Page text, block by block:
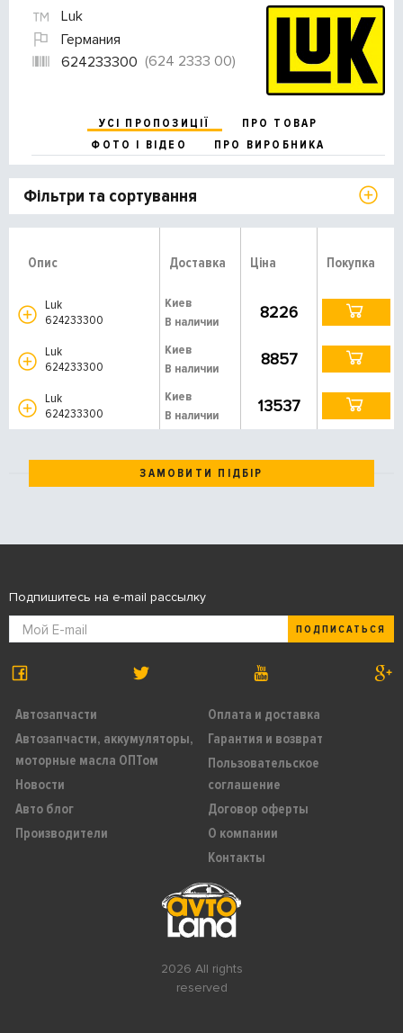
Luk
Германия
624233300 (624 2333 00)
УСІ ПРОПОЗИЦІЇ
ПРО ТОВАР
ФОТО І ВІДЕО
ПРО ВИРОБНИКА
Фільтри та сортування
Опис Доставка Ціна Покупка
Luk
624233300
Киев
В наличии
8226
Luk
624233300
Киев
В наличии
8857
Luk
624233300
Киев
В наличии
13537
ЗАМОВИТИ ПІДБІР
2026 All rights
reserved
Автозапчасти
Автозапчасти, аккумуляторы,
моторные масла ОПТом
Новости
Авто блог
Производители
Оплата и доставка
Гарантия и возврат
Пользовательское
соглашение
Договор оферты
О компании
Контакты
Подпишитесь на e-mail рассылку
ПОДПИСАТЬСЯ